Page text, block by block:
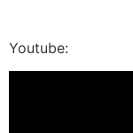
Youtube: